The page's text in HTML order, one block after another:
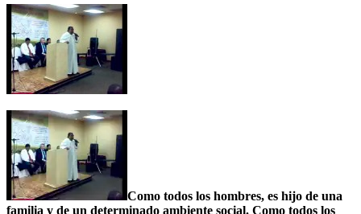
Como todos los hombres, es hijo de una
familia y de un determinado ambiente social. Como todos los